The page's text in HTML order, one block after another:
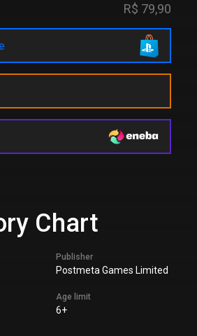
R$ 79,90
Chart
Publisher
Postmeta Games Limited
Age limit
6+